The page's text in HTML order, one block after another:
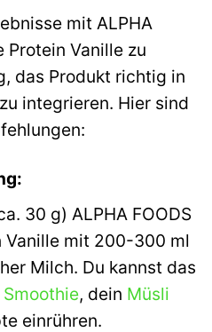
mit ALPHA
Protein Vanille zu
das Produkt richtig in
integrieren. Hier sind
30 g) ALPHA FOODS
Vanille mit 200-300 ml
Milch. Du kannst das
Smoothie, dein Müsli
einrühren.